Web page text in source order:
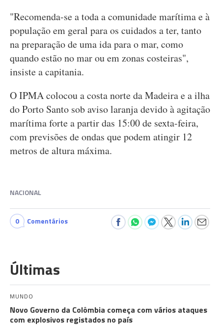
"Recomenda-se a toda a comunidade marítima e à
população em geral para os cuidados a ter, tanto
na preparação de uma ida para o mar, como
quando estão no mar ou em zonas costeiras",
insiste a capitania.
O IPMA colocou a costa norte da Madeira e a ilha
do Porto Santo sob aviso laranja devido à agitação
marítima forte a partir das 15:00 de sexta-feira,
com previsões de ondas que podem atingir 12
metros de altura máxima.
NACIONAL
0 Comentários
Últimas
MUNDO
Novo Governo da Colômbia começa com vários ataques
com explosivos registados no país